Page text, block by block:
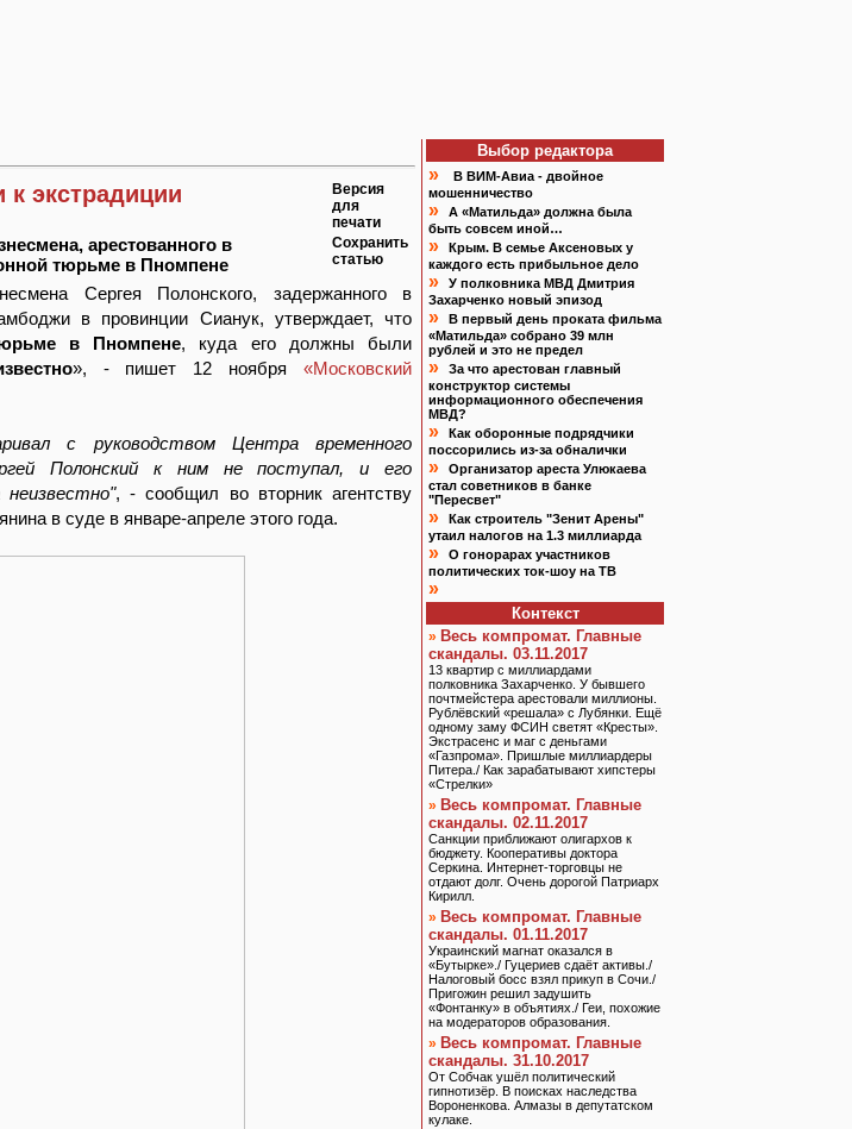
к экстрадиции
арестованного в
тюрьме в Пномпене
Версия
для
печати
Сохранить
статью
Сергея Полонского, задержанного в
в провинции Сианук, утверждает, что
в Пномпене, куда его должны были
», - пишет 12 ноября «Московский
с руководством Центра временного
Полонский к ним не поступал, и его
, - сообщил во вторник агентству
в суде в январе-апреле этого года.
Выбор редактора
»
В ВИМ-Авиа - двойное
мошенничество
»
А «Матильда» должна была
быть совсем иной…
»
Крым. В семье Аксеновых у
каждого есть прибыльное дело
»
У полковника МВД Дмитрия
Захарченко новый эпизод
»
В первый день проката фильма
«Матильда» собрано 39 млн
рублей и это не предел
»
За что арестован главный
конструктор системы
информационного обеспечения
МВД?
»
Как оборонные подрядчики
поссорились из-за обналички
»
Организатор ареста Улюкаева
стал советников в банке
"Пересвет"
»
Как строитель "Зенит Арены"
утаил налогов на 1.3 миллиарда
»
О гонорарах участников
политических ток-шоу на ТВ
»
Контекст
» Весь компромат. Главные
скандалы. 03.11.2017
13 квартир с миллиардами
полковника Захарченко. У бывшего
почтмейстера арестовали миллионы.
Рублёвский «решала» с Лубянки. Ещё
одному заму ФСИН светят «Кресты».
Экстрасенс и маг с деньгами
«Газпрома». Пришлые миллиардеры
Питера./ Как зарабатывают хипстеры
«Стрелки»
» Весь компромат. Главные
скандалы. 02.11.2017
Санкции приближают олигархов к
бюджету. Кооперативы доктора
Серкина. Интернет-торговцы не
отдают долг. Очень дорогой Патриарх
Кирилл.
» Весь компромат. Главные
скандалы. 01.11.2017
Украинский магнат оказался в
«Бутырке»./ Гуцериев сдаёт активы./
Налоговый босс взял прикуп в Сочи./
Пригожин решил задушить
«Фонтанку» в объятиях./ Геи, похожие
на модераторов образования.
» Весь компромат. Главные
скандалы. 31.10.2017
От Собчак ушёл политический
гипнотизёр. В поисках наследства
Вороненкова. Алмазы в депутатском
кулаке.